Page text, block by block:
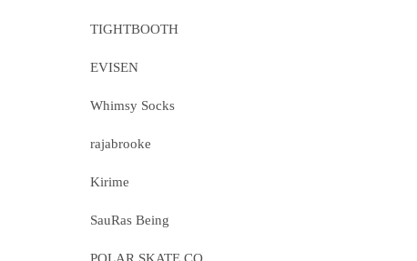
TIGHTBOOTH
EVISEN
Whimsy Socks
rajabrooke
Kirime
SauRas Being
POLAR SKATE CO.